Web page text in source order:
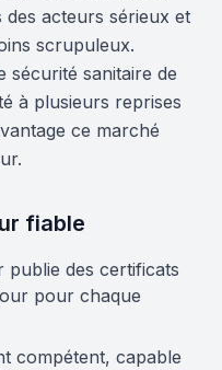
acteurs sérieux et
scrupuleux.
sécurité sanitaire de
à plusieurs reprises
ce marché
fiable
publie des certificats
pour chaque
compétent, capable